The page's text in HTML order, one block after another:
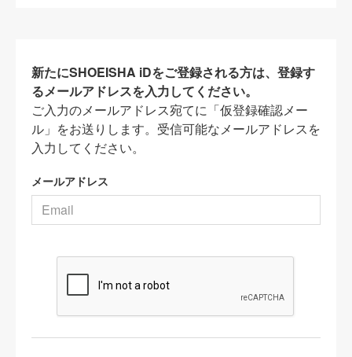
新たにSHOEISHA iDをご登録される方は、登録す
るメールアドレスを入力してください。
ご入力のメールアドレス宛てに「仮登録確認メー
ル」をお送りします。受信可能なメールアドレスを
入力してください。
メールアドレス